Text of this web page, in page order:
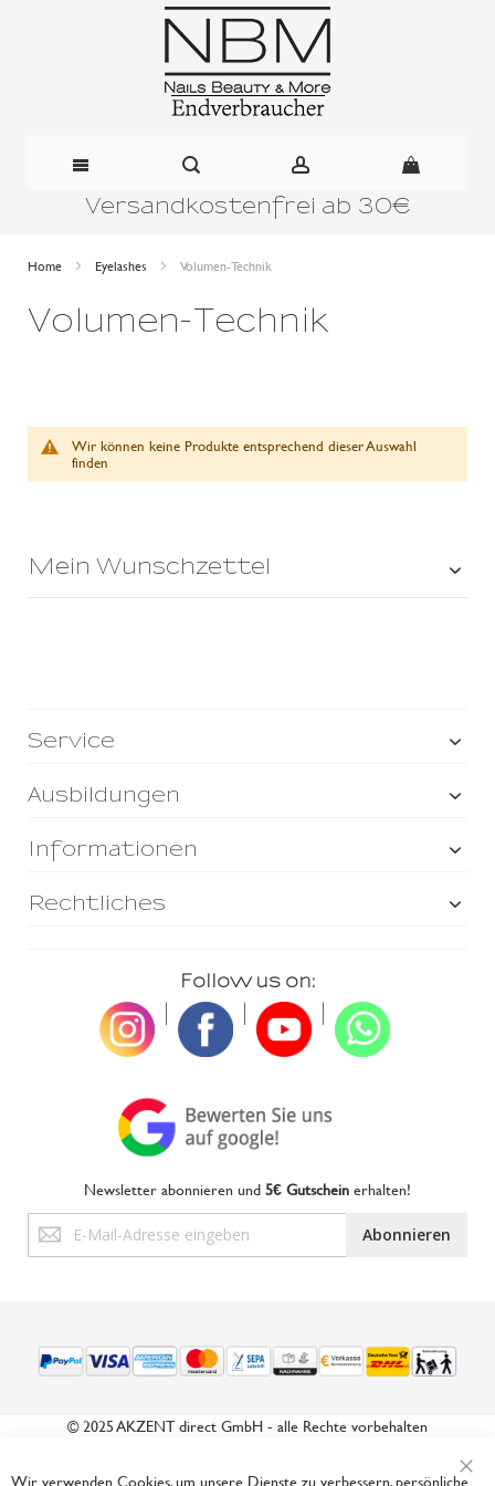
Versandkostenfrei ab 30€
Home Eyelashes Volumen-Technik
Volumen-Technik
Wir können keine Produkte entsprechend dieser Auswahl
finden
Mein Wunschzettel
Service
Ausbildungen
Informationen
Rechtliches
Follow us on:
Newsletter abonnieren und5€ Gutscheinerhalten!
Anmeldung
zum
Abonnieren
© 2025 AKZENT direct GmbH - alle Rechte vorbehalten
Wir verwenden Cookies, um unsere Dienste zu verbessern, persönliche